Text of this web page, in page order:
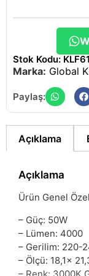
Stok Kodu:
Marka: Global
Paylaş:
Açıklama
Açıklama
Ürün Genel
– Güç: 50W
– Lümen: 4000
– Gerilim: 220-
– Ölçü: 18,1x